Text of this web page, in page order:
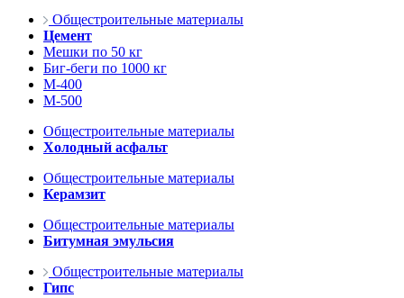
Общестроительные материалы
Цемент
Мешки по 50 кг
Биг-беги по 1000 кг
М-400
М-500
Общестроительные материалы
Холодный асфальт
Общестроительные материалы
Керамзит
Общестроительные материалы
Битумная эмульсия
Общестроительные материалы
Гипс